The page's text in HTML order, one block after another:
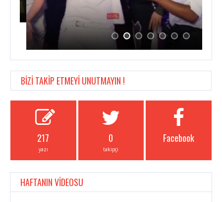
BİZİ TAKİP ETMEYİ UNUTMAYIN !
217
yazı
0
takipçi
Facebook
HAFTANIN VİDEOSU